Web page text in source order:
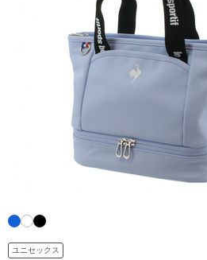
ユニセックス